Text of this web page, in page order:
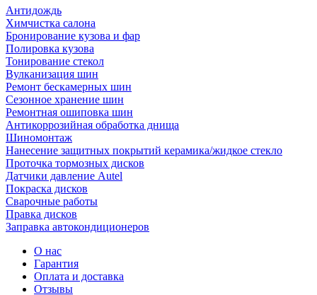
Антидождь
Химчистка салона
Бронирование кузова и фар
Полировка кузова
Тонирование стекол
Вулканизация шин
Ремонт бескамерных шин
Сезонное хранение шин
Ремонтная ошиповка шин
Антикоррозийная обработка днища
Шиномонтаж
Нанесение защитных покрытий керамика/жидкое стекло
Проточка тормозных дисков
Датчики давление Autel
Покраска дисков
Сварочные работы
Правка дисков
Заправка автокондиционеров
О нас
Гарантия
Оплата и доставка
Отзывы